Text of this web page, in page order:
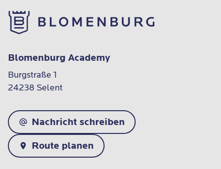
Blomenburg Academy
Burgstraße 1
24238 Selent
Nachricht schreiben
Route planen